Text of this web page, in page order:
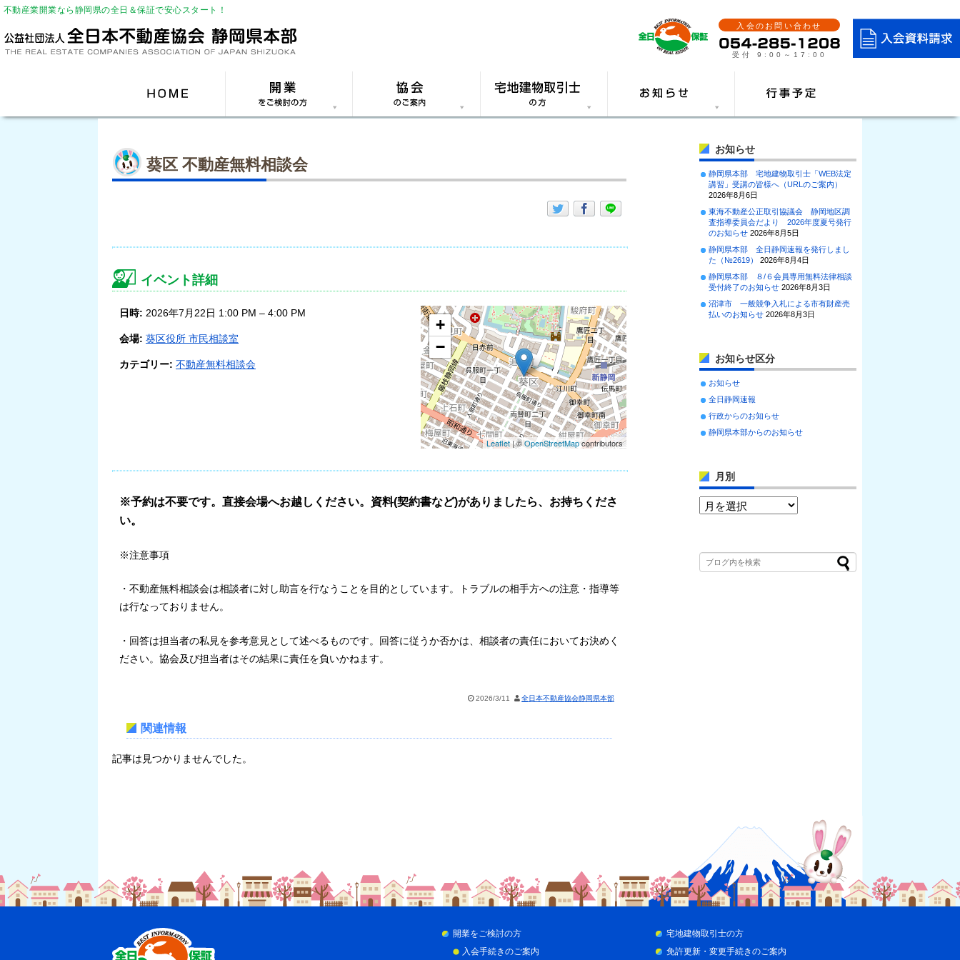
不動産業開業なら静岡県の全日＆保証で安心スタート！
入会のお問い合わせ
受付 9:00～17:00
葵区 不動産無料相談会
イベント詳細
日時: 2026年7月22日 1:00 PM – 4:00 PM
会場: 葵区役所 市民相談室
カテゴリー: 不動産無料相談会
+
−
Leaflet| ©OpenStreetMapcontributors
※予約は不要です。直接会場へお越しください。資料(契約書など)がありましたら、お持ちくださ
い。
※注意事項
・不動産無料相談会は相談者に対し助言を行なうことを目的としています。トラブルの相手方への注意・指導等
は行なっておりません。
・回答は担当者の私見を参考意見として述べるものです。回答に従うか否かは、相談者の責任においてお決めく
ださい。協会及び担当者はその結果に責任を負いかねます。
2026/3/11 全日本不動産協会静岡県本部
関連情報
記事は見つかりませんでした。
お知らせ
静岡県本部 宅地建物取引士「WEB法定
講習」受講の皆様へ（URLのご案内）
2026年8月6日
東海不動産公正取引協議会 静岡地区調
査指導委員会だより 2026年度夏号発行
のお知らせ 2026年8月5日
静岡県本部 全日静岡速報を発行しまし
た（№2619）
2026年8月4日
静岡県本部 ８/６会員専用無料法律相談
受付終了のお知らせ 2026年8月3日
沼津市 一般競争入札による市有財産売
払いのお知らせ 2026年8月3日
お知らせ区分
お知らせ
全日静岡速報
行政からのお知らせ
静岡県本部からのお知らせ
月別
開業をご検討の方
入会手続きのご案内
宅地建物取引士の方
免許更新・変更手続きのご案内